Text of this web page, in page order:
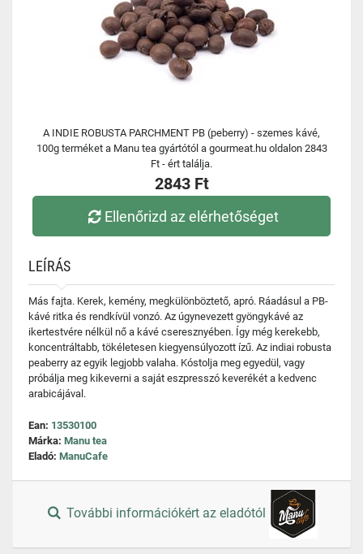
A INDIE ROBUSTA PARCHMENT PB (peberry) - szemes kávé,
100g terméket a Manu tea gyártótól a gourmeat.hu oldalon 2843
Ft - ért találja.
2843 Ft
Ellenőrizd az elérhetőséget
LEÍRÁS
Más fajta. Kerek, kemény, megkülönböztető, apró. Ráadásul a PB-
kávé ritka és rendkívül vonzó. Az úgynevezett gyöngykávé az
ikertestvére nélkül nő a kávé cseresznyében. Így még kerekebb,
koncentráltabb, tökéletesen kiegyensúlyozott ízű. Az indiai robusta
peaberry az egyik legjobb valaha. Kóstolja meg egyedül, vagy
próbálja meg kikeverni a saját eszpresszó keverékét a kedvenc
arabicájával.
Ean: 13530100
Márka: Manu tea
Eladó: ManuCafe
További információkért az eladótól